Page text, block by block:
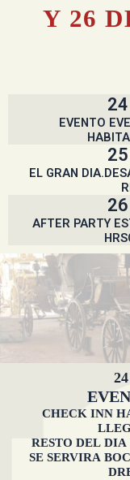
Y 26
24
EVENTO
25
EL GRAN
26
AFTER PARTY
CHECK INN
RESTO DEL
SE SERVIRA